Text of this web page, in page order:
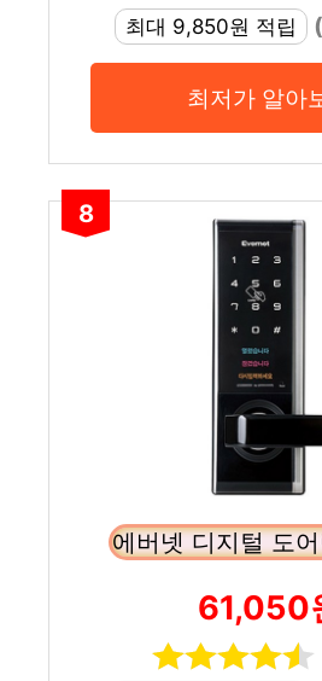
최대 9,850원 적립
최저가 알아
8
에버넷 디지털 도
61,050